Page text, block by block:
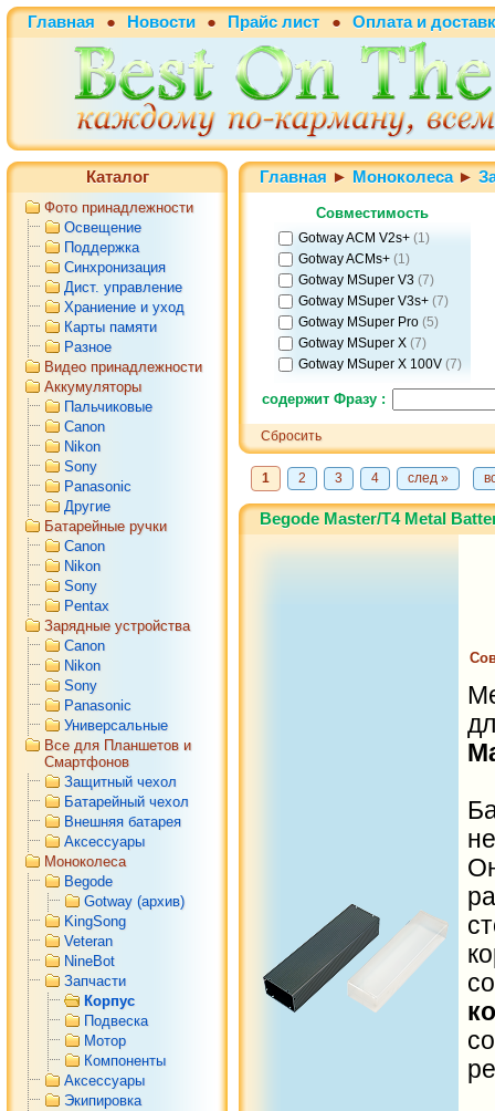
Главная ● Новости ● Прайс лист ● Оплата и
Каталог
Фото принадлежности
Освещение
Поддержка
Синхронизация
Дист. управление
Храниение и уход
Карты памяти
Разное
Видео принадлежности
Аккумуляторы
Пальчиковые
Canon
Nikon
Sony
Panasonic
Другие
Батарейные ручки
Canon
Nikon
Sony
Pentax
Зарядные устройства
Canon
Nikon
Sony
Panasonic
Универсальные
Все для Планшетов и
Смартфонов
Защитный чехол
Батарейный чехол
Внешняя батарея
Аксессуары
Моноколеса
Begode
Gotway (архив)
KingSong
Veteran
NineBot
Запчасти
Корпус
Подвеска
Мотор
Компоненты
Аксессуары
Экипировка
Главная ► Моноколеса►
Совместимость
Gotway ACM V2s+ (1)
Gotway ACMs+ (1)
Gotway MSuper V3 (7)
Gotway MSuper V3s+ (7)
Gotway MSuper Pro (5)
Gotway MSuper X (7)
Gotway MSuper X 100V (7)
Gotway Monster(4)
Gotway Monster 100V(4)
Gotway Monster V3(4)
Gotway Monster V3 100V(4)
Begode RS(2)
Begode EX30(3)
Begode Master(4)
Begode T4(4)
содержит Фразу :
Сбросить
1 2 3 4 след »
Begode Master/T4 Metal